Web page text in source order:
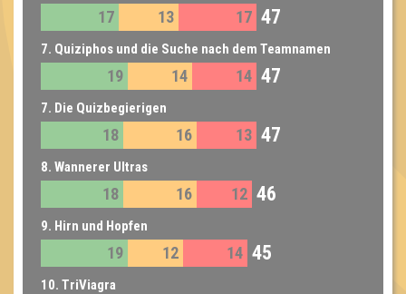
17 13 17 47
7. Quiziphos und die Suche nach dem Teamnamen
19 14 14 47
7. Die Quizbegierigen
18 16 13 47
8. Wannerer Ultras
18 16 12 46
9. Hirn und Hopfen
19 12 14 45
10. TriViagra